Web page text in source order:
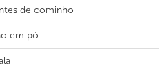
de cominho
em pó